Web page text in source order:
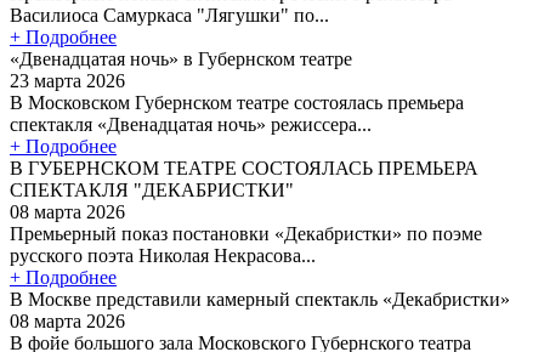
Василиоса Самуркаса "Лягушки" по...
+ Подробнее
«Двенадцатая ночь» в Губернском театре
23 марта 2026
В Московском Губернском театре состоялась премьера
спектакля «Двенадцатая ночь» режиссера...
+ Подробнее
В ГУБЕРНСКОМ ТЕАТРЕ СОСТОЯЛАСЬ ПРЕМЬЕРА
СПЕКТАКЛЯ "ДЕКАБРИСТКИ"
08 марта 2026
Премьерный показ постановки «Декабристки» по поэме
русского поэта Николая Некрасова...
+ Подробнее
В Москве представили камерный спектакль «Декабристки»
08 марта 2026
В фойе большого зала Московского Губернского театра